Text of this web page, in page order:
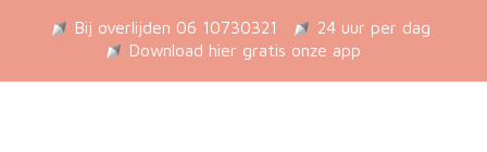
Bij overlijden 06 10730321
24 uur per dag
Download hier gratis onze app